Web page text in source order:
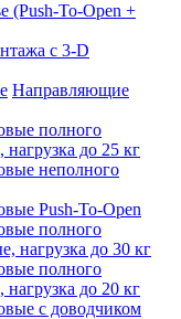
(Push-To-Open +
с 3-D
Направляющие
полного
до 25 кг
неполного
Push-To-Open
полного
нагрузка до 30 кг
полного
до 20 кг
с доводчиком